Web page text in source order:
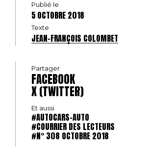
Publié le
5 OCTOBRE 2018
Texte
JEAN-FRANÇOIS COLOMBET
Partager
FACEBOOK
X (TWITTER)
Et aussi
#AUTOCARS-AUTO
#COURRIER DES LECTEURS
#N° 308 OCTOBRE 2018